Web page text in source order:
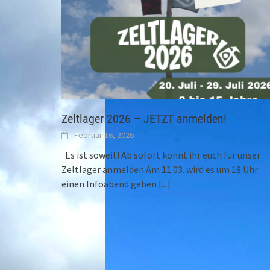
Zeltlager 2026 – JETZT anmelden!
Februar 16, 2026
Es ist soweit! Ab sofort könnt ihr euch für unser
Zeltlager anmelden Am 11.03. wird es um 18 Uhr
einen Infoabend geben [...]